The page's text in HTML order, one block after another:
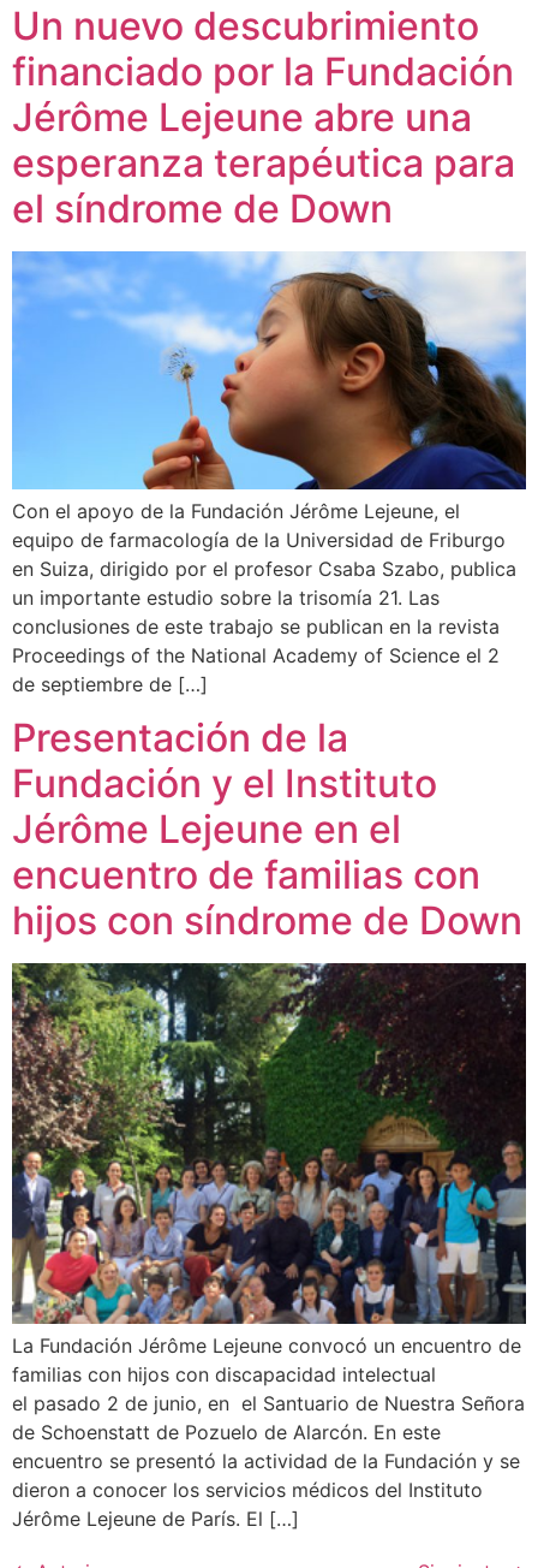
Un nuevo descubrimiento
financiado por la Fundación
Jérôme Lejeune abre una
esperanza terapéutica para
el síndrome de Down
Con el apoyo de la Fundación Jérôme Lejeune, el
equipo de farmacología de la Universidad de Friburgo
en Suiza, dirigido por el profesor Csaba Szabo, publica
un importante estudio sobre la trisomía 21. Las
conclusiones de este trabajo se publican en la revista
Proceedings of the National Academy of Science el 2
de septiembre de […]
Presentación de la
Fundación y el Instituto
Jérôme Lejeune en el
encuentro de familias con
hijos con síndrome de Down
La Fundación Jérôme Lejeune convocó un encuentro de
familias con hijos con discapacidad intelectual
el pasado 2 de junio, en el Santuario de Nuestra Señora
de Schoenstatt de Pozuelo de Alarcón. En este
encuentro se presentó la actividad de la Fundación y se
dieron a conocer los servicios médicos del Instituto
Jérôme Lejeune de París. El […]